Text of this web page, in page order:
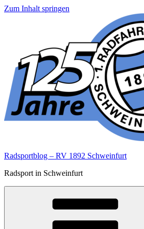
Zum Inhalt springen
Radsportblog – RV 1892 Schweinfurt
Radsport in Schweinfurt